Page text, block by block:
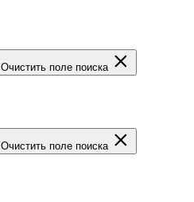
Очистить поле поиска
Очистить поле поиска